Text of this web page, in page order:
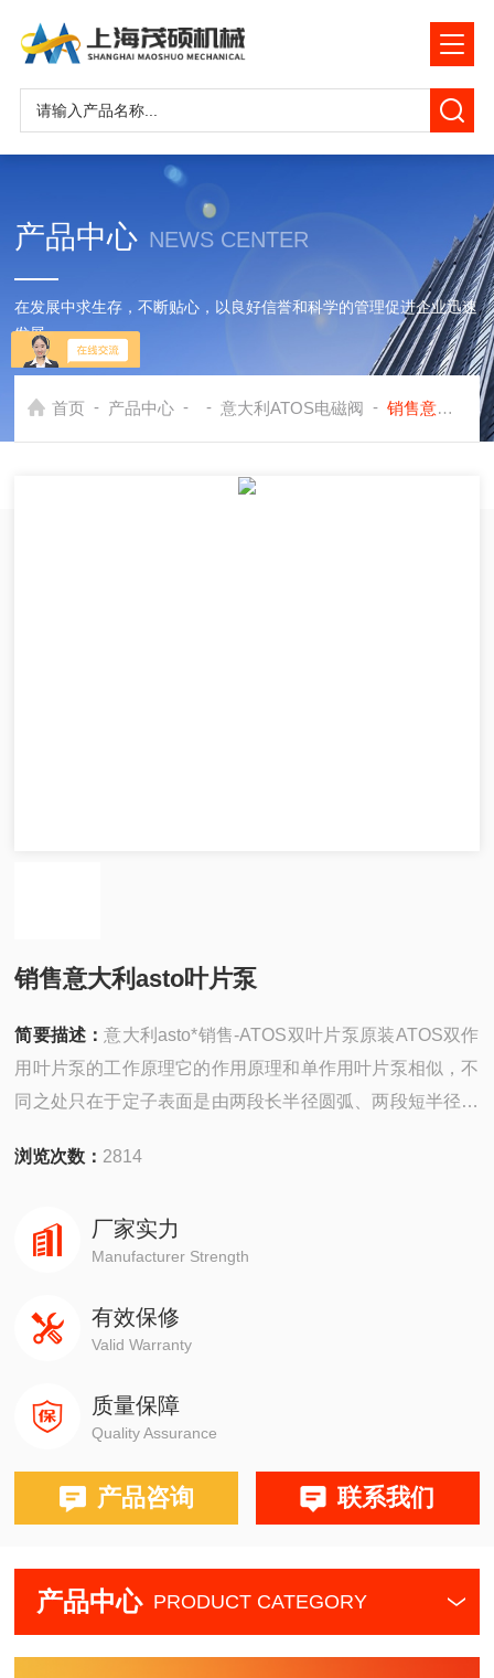
产品中心 NEWS CENTER
在发展中求生存，不断贴心，以良好信誉和科学的管理促进企业迅速
发展
首页 - 产品中心 - - 意大利ATOS电磁阀 - 销售意大利asto叶片泵
销售意大利asto叶片泵
简要描述：意大利asto*销售-ATOS双叶片泵原装ATOS双作
用叶片泵的工作原理它的作用原理和单作用叶片泵相似，不
同之处只在于定子表面是由两段长半径圆弧、两段短半径圆
浏览次数： 2814
厂家实力
Manufacturer Strength
有效保修
Valid Warranty
质量保障
Quality Assurance
产品咨询 联系我们
产品中心 PRODUCT CATEGORY